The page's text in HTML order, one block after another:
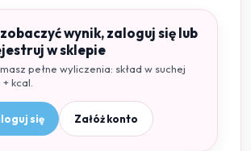
wynik, zaloguj się lub
w sklepie
pełne wyliczenia: skład w suchej
kcal.
się Załóż konto